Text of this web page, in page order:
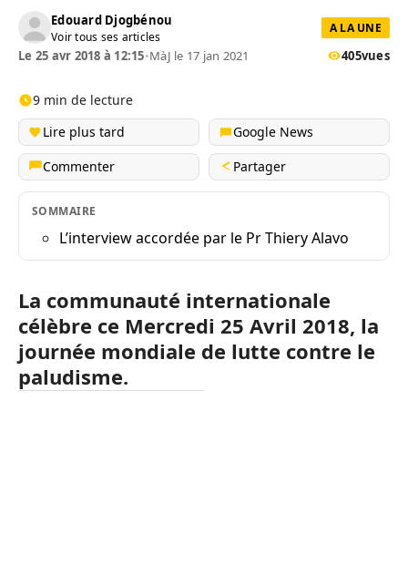
Edouard Djogbénou
Voir tous ses articles
A LA UNE
Le 25 avr 2018 à 12:15•MàJ le 17 jan 2021 405vues
9 min de lecture
Lire plus tard
Google News
Commenter
Partager
SOMMAIRE
L’interview accordée par le Pr Thiery Alavo
La communauté internationale
célèbre ce Mercredi 25 Avril 2018, la
journée mondiale de lutte contre le
paludisme.